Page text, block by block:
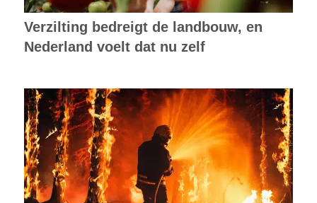
Verzilting bedreigt de landbouw, en
Nederland voelt dat nu zelf